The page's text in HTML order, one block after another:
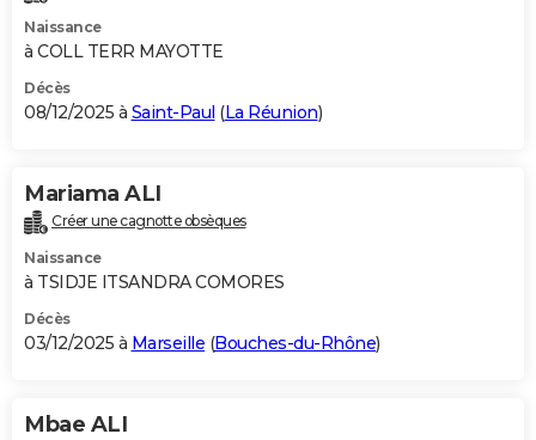
Naissance
à COLL TERR MAYOTTE
Décès
08/12/2025 à Saint-Paul (La Réunion)
Mariama ALI
Créer une cagnotte obsèques
Naissance
à TSIDJE ITSANDRA COMORES
Décès
03/12/2025 à Marseille (Bouches-du-Rhône)
Mbae ALI